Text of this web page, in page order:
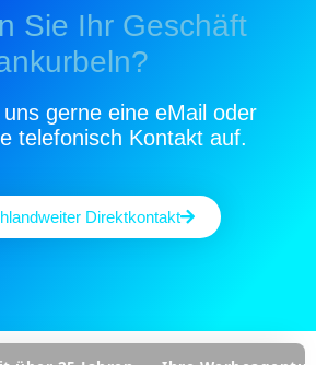
Sie Ihr Geschäft
gerne eine eMail oder
telefonisch Kontakt auf.
Direktkontakt